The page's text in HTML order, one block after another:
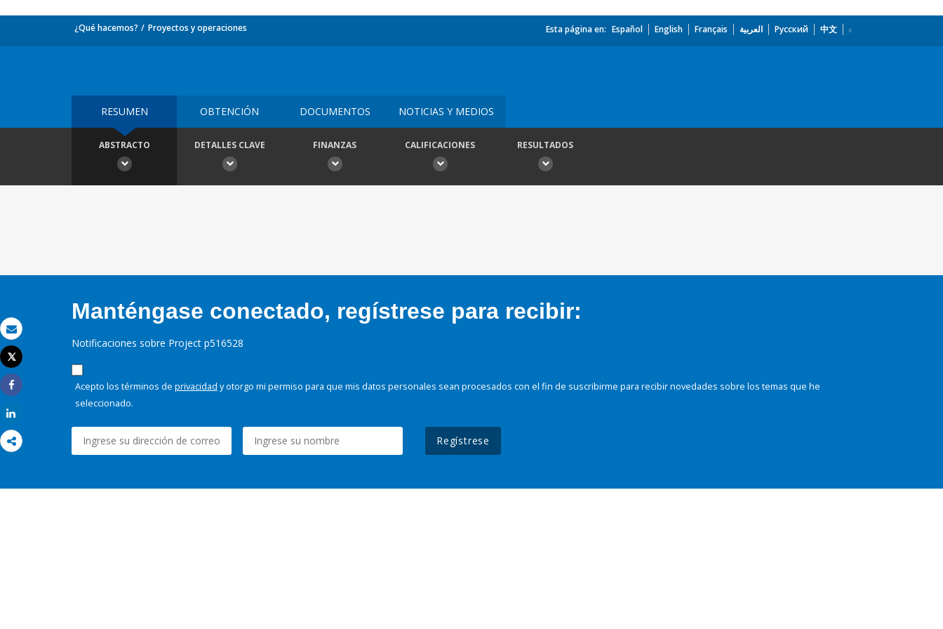
Correo electrónico
Imprimir
Tweet
Share
¿Qué hacemos? Proyectos y operaciones Esta página en: Español English Français العربية Русский 中文
RESUMEN OBTENCIÓN DOCUMENTOS NOTICIAS Y MEDIOS
ABSTRACTO DETALLES CLAVE FINANZAS CALIFICACIONES RESULTADOS
Manténgase conectado, regístrese para recibir:
Notificaciones sobre Project p516528
Acepto los términos de privacidad y otorgo mi permiso para que mis datos personales sean procesados con el fin de suscribirme para recibir novedades sobre los temas que he
seleccionado.
Regístrese